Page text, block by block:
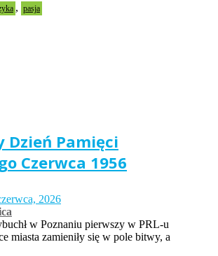
, pasja
Dzień Pamięci
Czerwca 1956
2026
w Poznaniu pierwszy w PRL-u
miasta zamieniły się w pole bitwy, a